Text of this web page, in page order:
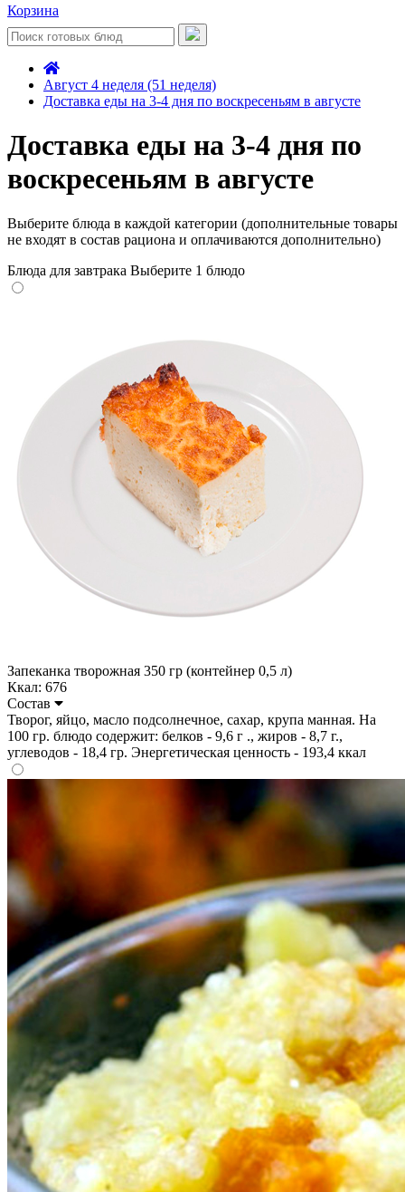
Корзина
Август 4 неделя (51 неделя)
Доставка еды на 3-4 дня по воскресеньям в августе
Доставка еды на 3-4 дня по
воскресеньям в августе
Выберите блюда в каждой категории (дополнительные товары
не входят в состав рациона и оплачиваются дополнительно)
Блюда для завтрака Выберите 1 блюдо
Запеканка творожная 350 гр (контейнер 0,5 л)
Ккал: 676
Состав
Творог, яйцо, масло подсолнечное, сахар, крупа манная. На
100 гр. блюдо содержит: белков - 9,6 г ., жиров - 8,7 г.,
углеводов - 18,4 гр. Энергетическая ценность - 193,4 ккал